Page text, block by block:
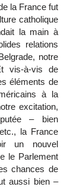
la France fut
catholique
la main à
relations
notre
vis-à-vis de
éléments de
à la
excitation,
– bien
la France
un nouvel
le Parlement
chances de
aussi bien –